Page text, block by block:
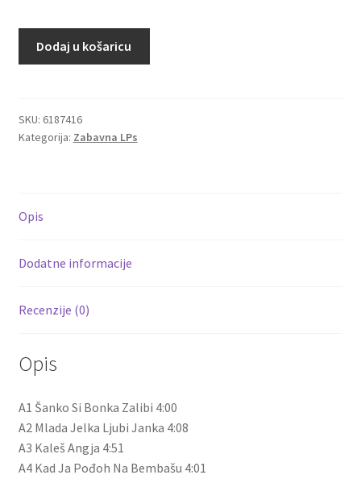
Orchestra
–
6
količina
Dodaj u košaricu
SKU: 6187416
Kategorija: Zabavna LPs
Opis
Dodatne informacije
Recenzije (0)
Opis
A1 Šanko Si Bonka Zalibi 4:00
A2 Mlada Jelka Ljubi Janka 4:08
A3 Kaleš Angja 4:51
A4 Kad Ja Pođoh Na Bembašu 4:01